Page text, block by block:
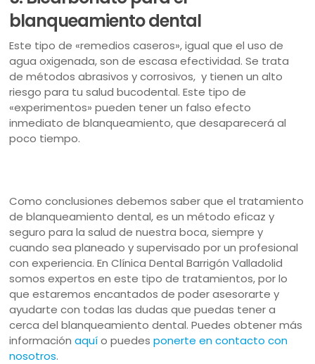
blanqueamiento dental
Este tipo de «remedios caseros», igual que el uso de
agua oxigenada, son de escasa efectividad. Se trata
de métodos abrasivos y corrosivos, y tienen un alto
riesgo para tu salud bucodental. Este tipo de
«experimentos» pueden tener un falso efecto
inmediato de blanqueamiento, que desaparecerá al
poco tiempo.
Como conclusiones debemos saber que el tratamiento
de blanqueamiento dental, es un método eficaz y
seguro para la salud de nuestra boca, siempre y
cuando sea planeado y supervisado por un profesional
con experiencia. En Clínica Dental Barrigón Valladolid
somos expertos en este tipo de tratamientos, por lo
que estaremos encantados de poder asesorarte y
ayudarte con todas las dudas que puedas tener a
cerca del blanqueamiento dental. Puedes obtener más
informaciónaquío puedesponerte en contacto con
nosotros.